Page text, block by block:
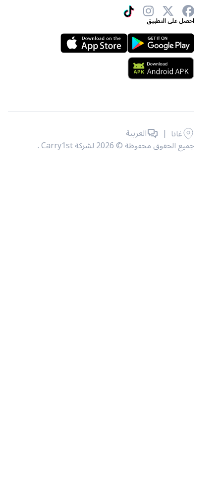
احصل على التطبيق
جميع الحقوق محفوظة © 2026 لشركة Carry1st .
غانا | العربية